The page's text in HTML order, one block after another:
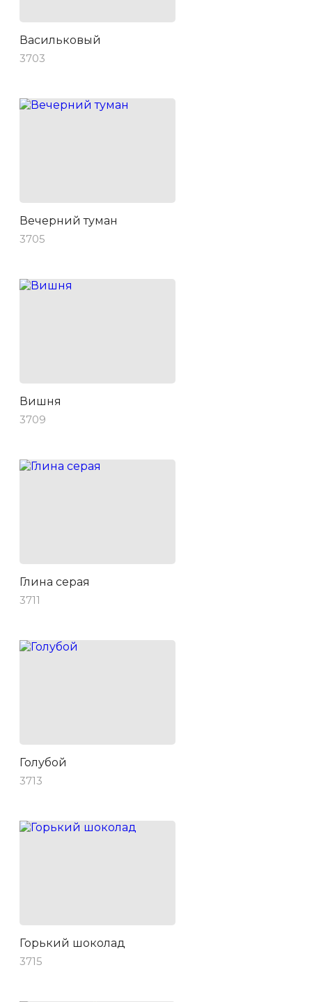
Васильковый
3703
Вечерний туман
3705
Вишня
3709
Глина серая
3711
Голубой
3713
Горький шоколад
3715